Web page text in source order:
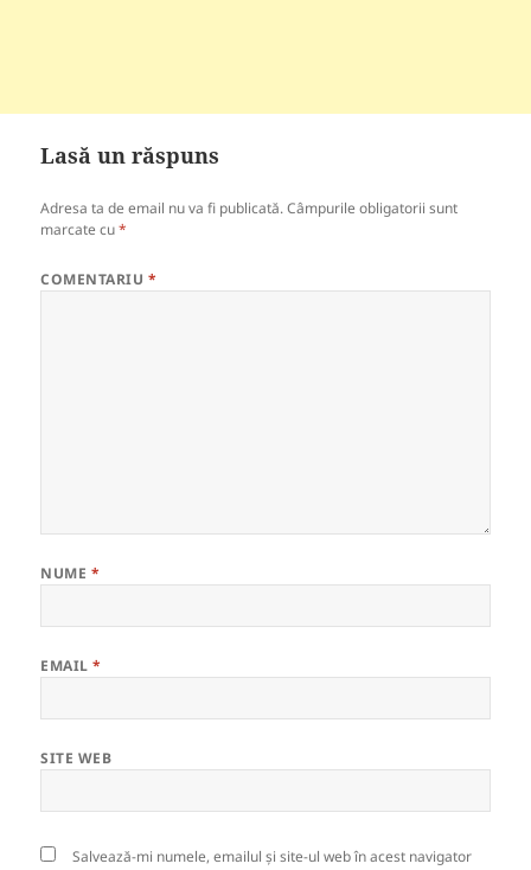
Lasă un răspuns
Adresa ta de email nu va fi publicată. Câmpurile obligatorii sunt
marcate cu*
COMENTARIU *
NUME *
EMAIL*
SITE WEB
Salvează-mi numele, emailul și site-ul web în acest navigator